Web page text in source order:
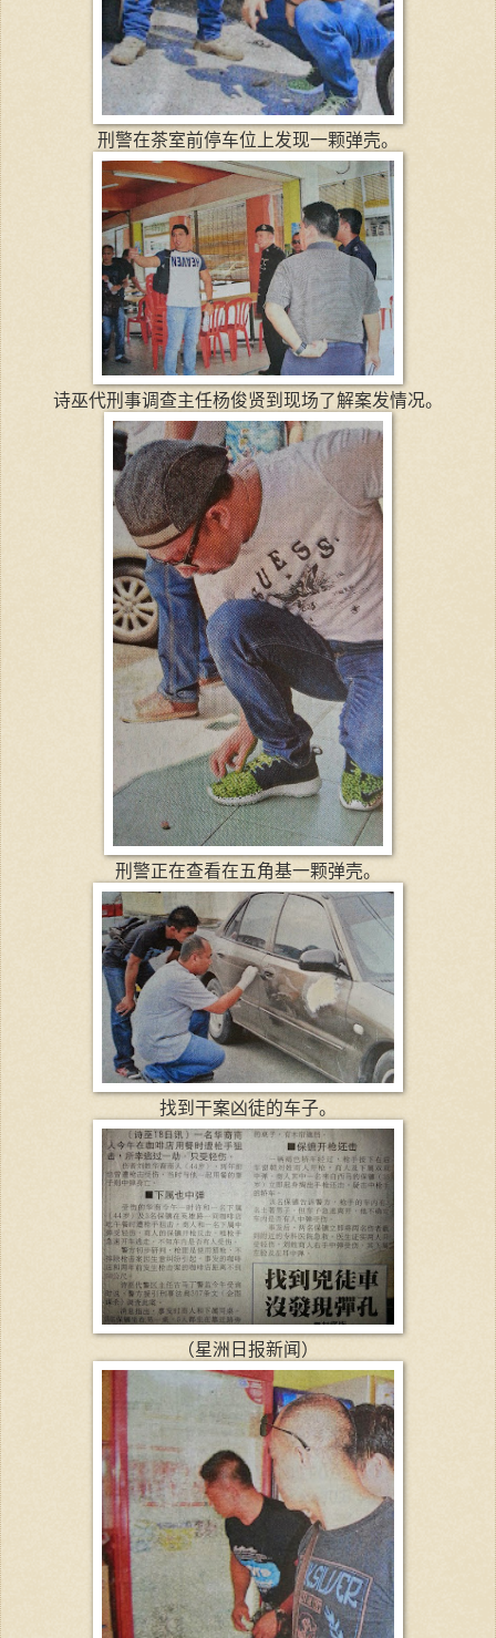
刑警在茶室前停车位上发现一颗弹壳。
诗巫代刑事调查主任杨俊贤到现场了解案发情况。
刑警正在查看在五角基一颗弹壳。
找到干案凶徒的车子。
（星洲日报新闻）